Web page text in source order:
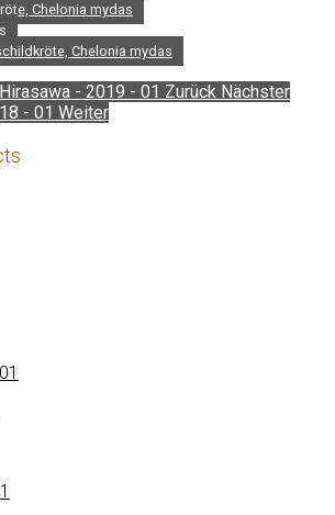
Chelonia mydas
Chelonia mydas
- 2019 - 01 Zurück Nächster
- 01 Weiter